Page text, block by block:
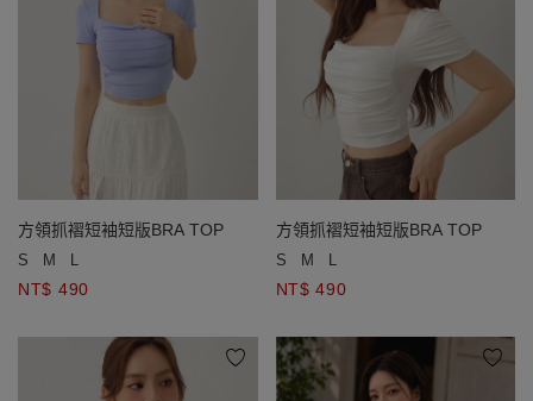
方領抓褶短袖短版BRA TOP
S M L
NT$ 490
方領抓褶短袖短版BRA TOP
S M L
NT$ 490